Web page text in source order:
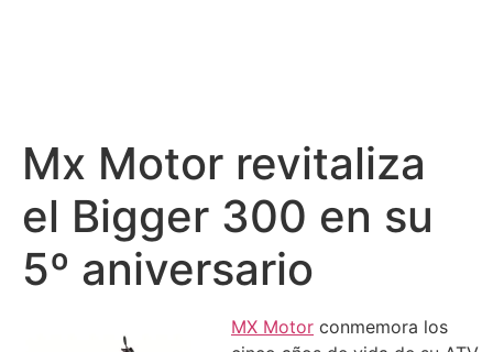
Mx Motor revitaliza
el Bigger 300 en su
5º aniversario
MX Motor conmemora los